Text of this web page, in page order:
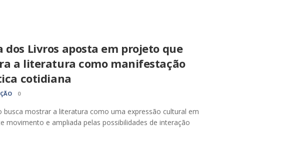
dos Livros aposta em projeto que
a literatura como manifestação
cotidiana
0
busca mostrar a literatura como uma expressão cultural em
movimento e ampliada pelas possibilidades de interação